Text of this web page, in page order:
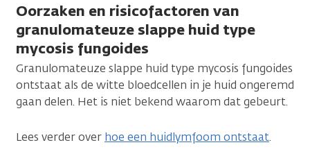
Oorzaken en risicofactoren van
granulomateuze slappe huid type
mycosis fungoides
Granulomateuze slappe huid type mycosis fungoides
ontstaat als de witte bloedcellen in je huid ongeremd
gaan delen. Het is niet bekend waarom dat gebeurt.
Lees verder over hoe een huidlymfoom ontstaat.